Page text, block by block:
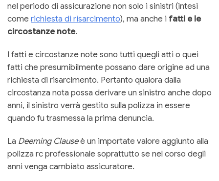
nel periodo di assicurazione non solo i sinistri (intesi
comerichiesta di risarcimento), ma anche i fatti e le
circostanze note.
I fatti e circostanze note sono tutti quegli atti o quei
fatti che presumibilmente possano dare origine ad una
richiesta di risarcimento. Pertanto qualora dalla
circostanza nota possa derivare un sinistro anche dopo
anni, il sinistro verrà gestito sulla polizza in essere
quando fu trasmessa la prima denuncia.
La Deeming Clauseè un importate valore aggiunto alla
polizza rc professionale soprattutto se nel corso degli
anni venga cambiato assicuratore.